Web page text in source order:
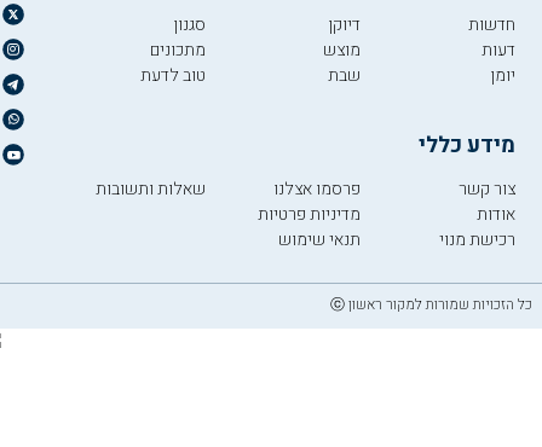
חדשות
דעות
יומן
דיוקן
מוצש
שבת
סגנון
מתכונים
טוב לדעת
מידע כללי
צור קשר
אודות
רכישת מנוי
פרסמו אצלנו
מדיניות פרטיות
תנאי שימוש
שאלות ותשובות
כל הזכויות שמורות למקור ראשון ⓒ